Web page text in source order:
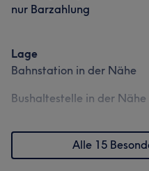
nur Barzahlung
Lage
Bahnstation in der Nähe
Bushaltestelle in der Nähe
Alle 15